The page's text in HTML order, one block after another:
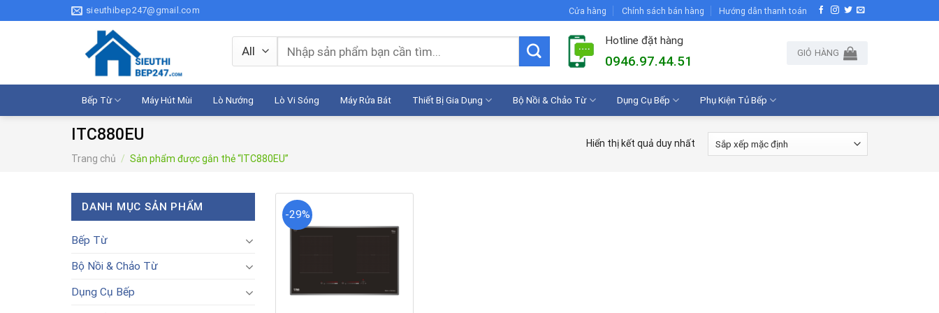
to
sieuthibep247@gmail.com Cửa hàng Chính sách bán hàng Hướng dẫn thanh toán
Tìm
kiếm:
Hotline đặt hàng
0946.97.44.51
GIỎ HÀNG
Bếp Từ Máy Hút Mùi Lò Nướng Lò Vi Sóng Máy Rửa Bát Thiết Bị Gia Dụng Bộ Nồi & Chảo Từ Dụng Cụ Bếp Phụ Kiện Tủ Bếp
ITC880EU
Trang chủ / Sản phẩm được gắn thẻ “ITC880EU”
Hiển thị kết quả duy nhất
DANH MỤC SẢN PHẨM
Bếp Từ
Bộ Nồi & Chảo Từ
Dụng Cụ Bếp
-29%